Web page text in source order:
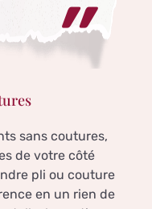
sans coutures,
de votre côté
pli ou couture
en un rien de